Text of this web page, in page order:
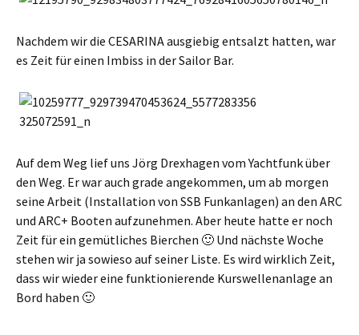
Nachdem wir die CESARINA ausgiebig entsalzt hatten, war
es Zeit für einen Imbiss in der Sailor Bar.
Auf dem Weg lief uns Jörg Drexhagen vom Yachtfunk über
den Weg. Er war auch grade angekommen, um ab morgen
seine Arbeit (Installation von SSB Funkanlagen) an den ARC
und ARC+ Booten aufzunehmen. Aber heute hatte er noch
Zeit für ein gemütliches Bierchen 🙂 Und nächste Woche
stehen wir ja sowieso auf seiner Liste. Es wird wirklich Zeit,
dass wir wieder eine funktionierende Kurswellenanlage an
Bord haben 🙂